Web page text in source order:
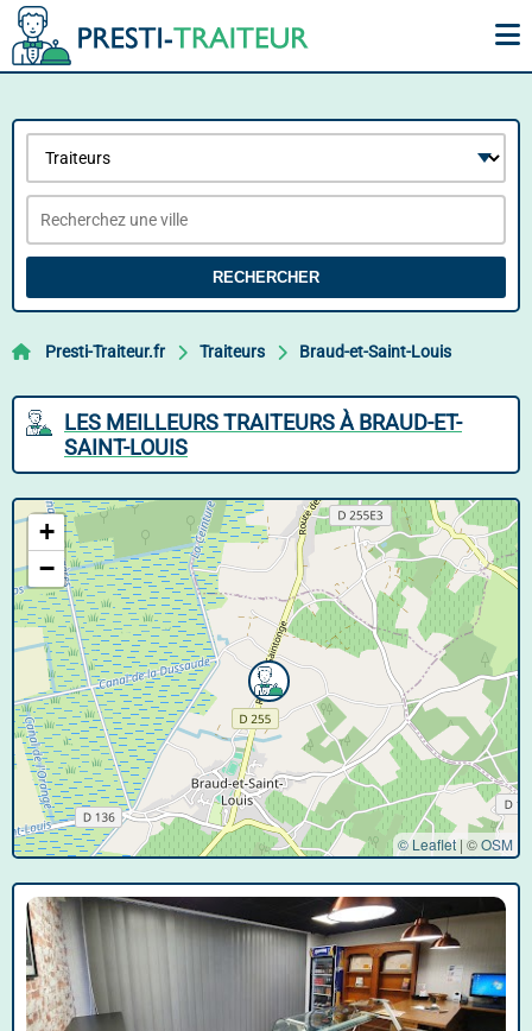
RECHERCHER
Presti-Traiteur.fr Traiteurs Braud-et-Saint-Louis
LES MEILLEURS TRAITEURS À BRAUD-ET-
SAINT-LOUIS
+
−
© Leaflet | ©OSM